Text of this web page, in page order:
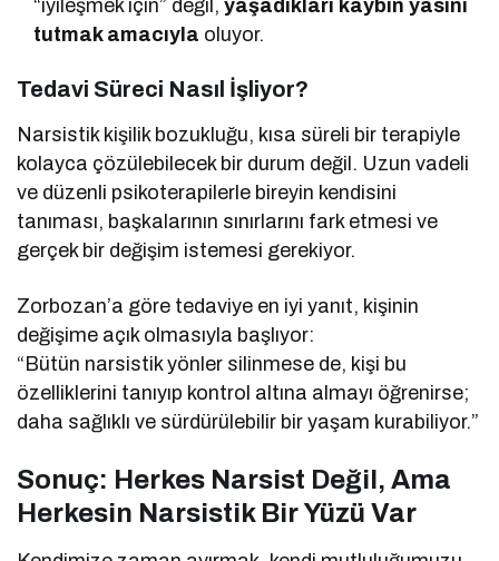
“iyileşmek için” değil,yaşadıkları kaybın yasını
tutmak amacıyla oluyor.
Tedavi Süreci Nasıl İşliyor?
Narsistik kişilik bozukluğu, kısa süreli bir terapiyle
kolayca çözülebilecek bir durum değil. Uzun vadeli
ve düzenli psikoterapilerle bireyin kendisini
tanıması, başkalarının sınırlarını fark etmesi ve
gerçek bir değişim istemesi gerekiyor.
Zorbozan’a göre tedaviye en iyi yanıt, kişinin
değişime açık olmasıyla başlıyor:
“Bütün narsistik yönler silinmese de, kişi bu
özelliklerini tanıyıp kontrol altına almayı öğrenirse;
daha sağlıklı ve sürdürülebilir bir yaşam kurabiliyor.”
Sonuç: Herkes Narsist Değil, Ama
Herkesin Narsistik Bir Yüzü Var